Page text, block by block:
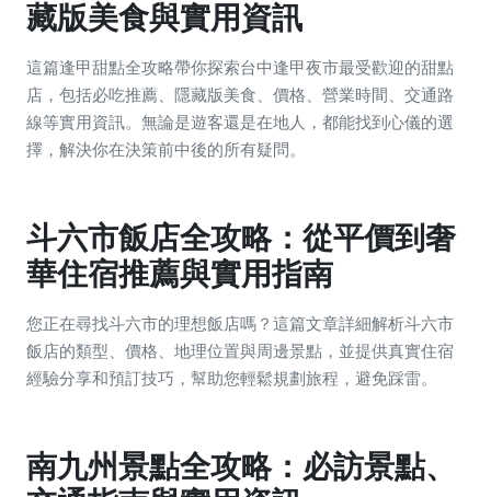
藏版美食與實用資訊
這篇逢甲甜點全攻略帶你探索台中逢甲夜市最受歡迎的甜點
店，包括必吃推薦、隱藏版美食、價格、營業時間、交通路
線等實用資訊。無論是遊客還是在地人，都能找到心儀的選
擇，解決你在決策前中後的所有疑問。
斗六市飯店全攻略：從平價到奢
華住宿推薦與實用指南
您正在尋找斗六市的理想飯店嗎？這篇文章詳細解析斗六市
飯店的類型、價格、地理位置與周邊景點，並提供真實住宿
經驗分享和預訂技巧，幫助您輕鬆規劃旅程，避免踩雷。
南九州景點全攻略：必訪景點、